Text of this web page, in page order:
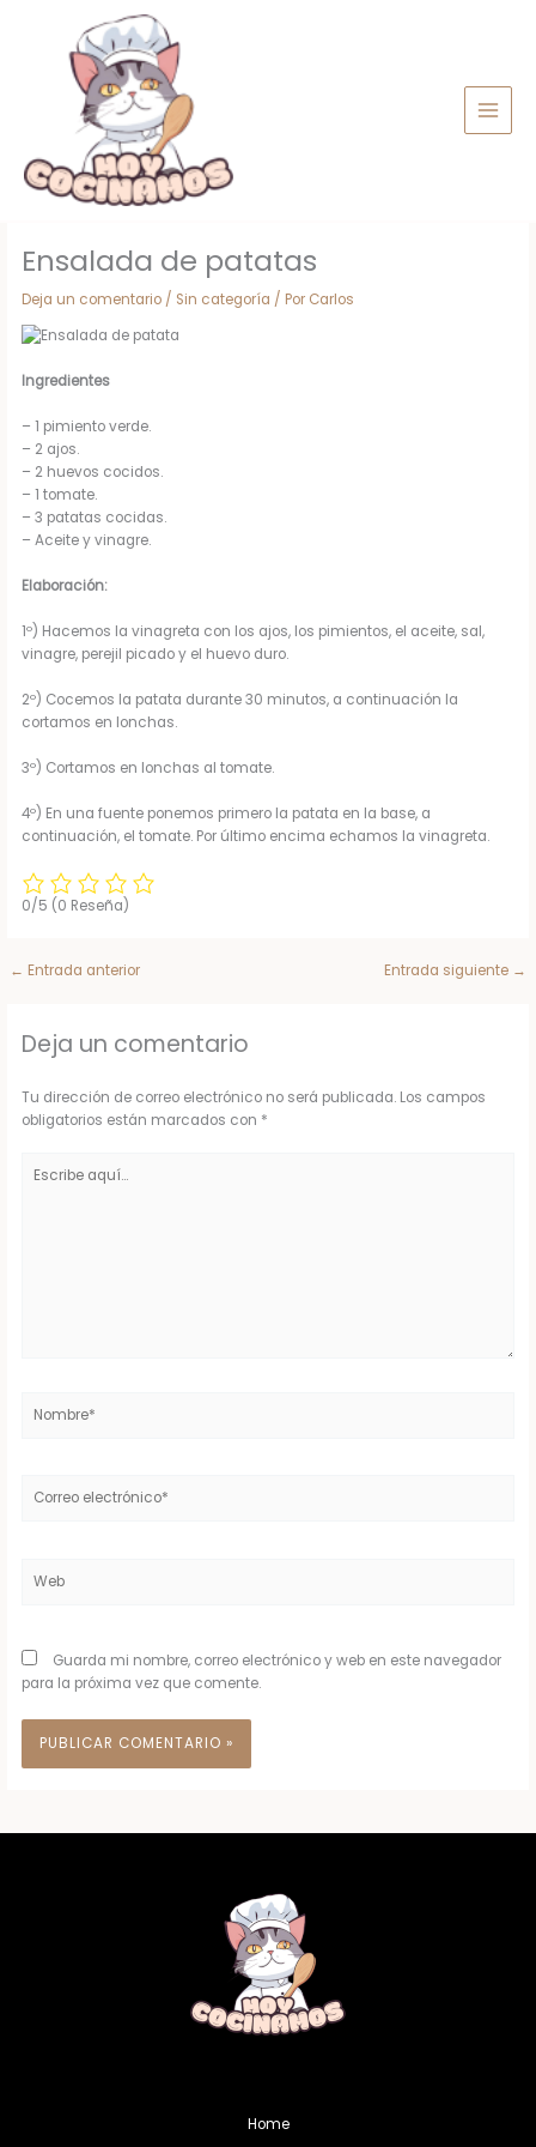
contenido
Ensalada de patatas
Deja un comentario / Sin categoría / Por Carlos
Ingredientes
– 1 pimiento verde.
– 2 ajos.
– 2 huevos cocidos.
– 1 tomate.
– 3 patatas cocidas.
– Aceite y vinagre.
Elaboración:
1º) Hacemos la vinagreta con los ajos, los pimientos, el aceite, sal,
vinagre, perejil picado y el huevo duro.
2º) Cocemos la patata durante 30 minutos, a continuación la
cortamos en lonchas.
3º) Cortamos en lonchas al tomate.
4º) En una fuente ponemos primero la patata en la base, a
continuación, el tomate. Por último encima echamos la vinagreta.
0/5 (0 Reseña)
← Entrada anterior Entrada siguiente →
Deja un comentario
Tu dirección de correo electrónico no será publicada. Los campos
obligatorios están marcados con *
aquí...
electrónico*
Guarda mi nombre, correo electrónico y web en este navegador
para la próxima vez que comente.
Home